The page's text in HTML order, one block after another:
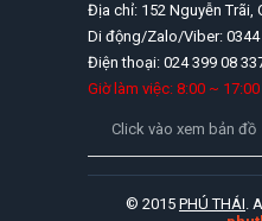
Địa chỉ: 152 Nguyễn Trãi,
Di động/Zalo/Viber: 0344
Điện thoại: 024 399 08
Giờ làm việc: 8:00 ~ 17:00
Click vào xem bản đồ
© 2015 PHÚ THÁI.